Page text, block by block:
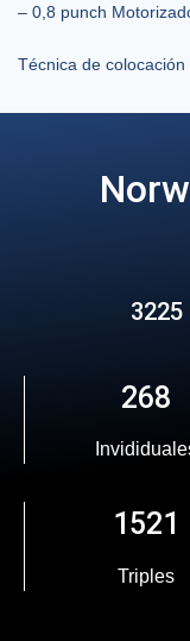
– 0,8 punch
Técnica de
268
1521
Triples